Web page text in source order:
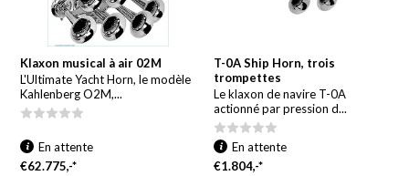
Klaxon musical à air 02M
L'Ultimate Yacht Horn, le modèle
Kahlenberg O2M,...
En attente
€62.775,-*
T-0A Ship Horn, trois
trompettes
Le klaxon de navire T-0A
actionné par pression d...
En attente
€1.804,-*